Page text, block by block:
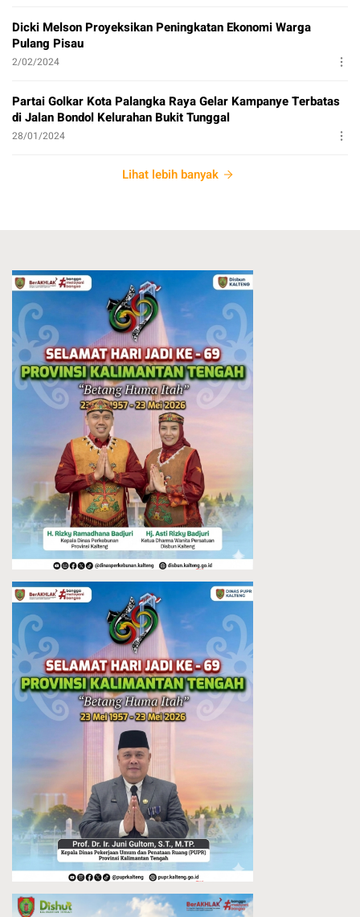
Dicki Melson Proyeksikan Peningkatan Ekonomi Warga
Pulang Pisau
2/02/2024
Partai Golkar Kota Palangka Raya Gelar Kampanye Terbatas
di Jalan Bondol Kelurahan Bukit Tunggal
28/01/2024
Lihat lebih banyak